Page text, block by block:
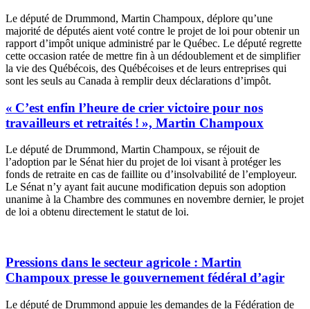
Le député de Drummond, Martin Champoux, déplore qu’une
majorité de députés aient voté contre le projet de loi pour obtenir un
rapport d’impôt unique administré par le Québec. Le député regrette
cette occasion ratée de mettre fin à un dédoublement et de simplifier
la vie des Québécois, des Québécoises et de leurs entreprises qui
sont les seuls au Canada à remplir deux déclarations d’impôt.
« C’est enfin l’heure de crier victoire pour nos
travailleurs et retraités ! », Martin Champoux
Le député de Drummond, Martin Champoux, se réjouit de
l’adoption par le Sénat hier du projet de loi visant à protéger les
fonds de retraite en cas de faillite ou d’insolvabilité de l’employeur.
Le Sénat n’y ayant fait aucune modification depuis son adoption
unanime à la Chambre des communes en novembre dernier, le projet
de loi a obtenu directement le statut de loi.
Pressions dans le secteur agricole : Martin
Champoux presse le gouvernement fédéral d’agir
Le député de Drummond appuie les demandes de la Fédération de